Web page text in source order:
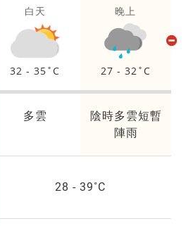
白天
32 - 35
晚上
27 - 32
多雲
陰時多雲短暫
陣雨
28 - 39